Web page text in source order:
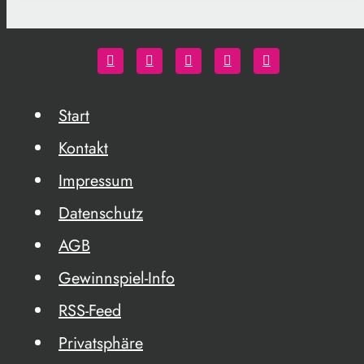
Start
Kontakt
Impressum
Datenschutz
AGB
Gewinnspiel-Info
RSS-Feed
Privatsphäre